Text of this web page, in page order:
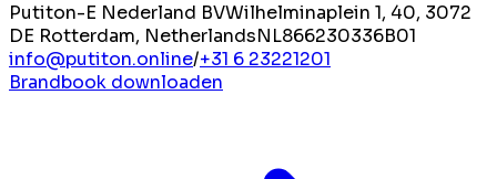
Putiton-E Nederland BVWilhelminaplein 1, 40, 3072
DE Rotterdam, NetherlandsNL866230336B01
info@putiton.online/+31 6 23221201
Brandbook downloaden